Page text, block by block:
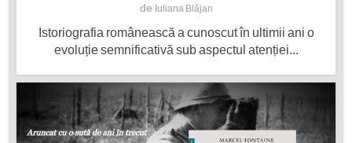
de Iuliana Blăjan
Istoriografia românească a cunoscut în ultimii ani o
evoluție semnificativă sub aspectul atenției...